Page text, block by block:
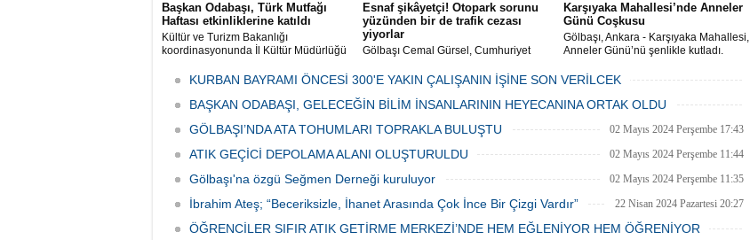
Başkan Odabaşı, Türk Mutfağı
Haftası etkinliklerine katıldı
Kültür ve Turizm Bakanlığı
koordinasyonunda İl Kültür Müdürlüğü
Haftası" etkinlikleri Ankara'da devam
Esnaf şikâyetçi! Otopark sorunu
yüzünden bir de trafik cezası
yiyorlar
Gölbaşı Cemal Gürsel, Cumhuriyet
bulunan esnaf ve alışverişe gelen
vatandaşlar park cezaları yüzünden
canından bezdi.
Karşıyaka Mahallesi’nde Anneler
Günü Coşkusu
Gölbaşı, Ankara - Karşıyaka Mahallesi,
Anneler Günü’nü şenlikle kutladı.
öncülüğünde düzenlenen 1. Karşıyaka
KURBAN BAYRAMI ÖNCESİ 300'E YAKIN ÇALIŞANIN İŞİNE SON VERİLCEK
06 Mayıs 2024 Pazartesi 15:47
BAŞKAN ODABAŞI, GELECEĞİN BİLİM İNSANLARININ HEYECANINA ORTAK OLDU
06 Mayıs 2024 Pazartesi 15:31
GÖLBAŞI’NDA ATA TOHUMLARI TOPRAKLA BULUŞTU 02 Mayıs 2024 Perşembe 17:43
ATIK GEÇİCİ DEPOLAMA ALANI OLUŞTURULDU 02 Mayıs 2024 Perşembe 11:44
Gölbaşı'na özgü Seğmen Derneği kuruluyor 02 Mayıs 2024 Perşembe 11:35
İbrahim Ateş; “Beceriksizle, İhanet Arasında Çok İnce Bir Çizgi Vardır” 22 Nisan 2024 Pazartesi 20:27
ÖĞRENCİLER SIFIR ATIK GETİRME MERKEZİ’NDE HEM EĞLENİYOR HEM ÖĞRENİYOR